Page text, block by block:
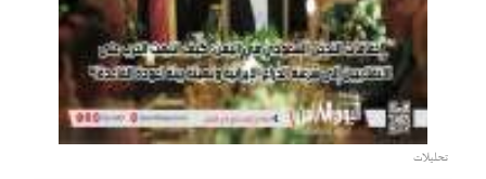
تحليلات